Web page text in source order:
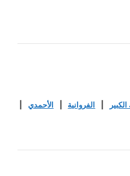
الفروانية الأحمدي